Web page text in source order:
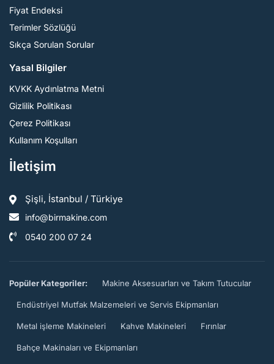
Fiyat Endeksi
Terimler Sözlüğü
Sıkça Sorulan Sorular
Yasal Bilgiler
KVKK Aydınlatma Metni
Gizlilik Politikası
Çerez Politikası
Kullanım Koşulları
İletişim
Şişli, İstanbul / Türkiye
info@birmakine.com
0540 200 07 24
Popüler Kategoriler: Makine Aksesuarları ve Takım Tutucular
Endüstriyel Mutfak Malzemeleri ve Servis Ekipmanları
Metal işleme Makineleri Kahve Makineleri Fırınlar
Bahçe Makinaları ve Ekipmanları